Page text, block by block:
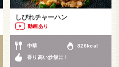
しびれチャーハン
動画あり
中華 826kcal
香り高い炒飯に！